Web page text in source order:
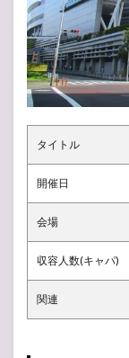
（曲
順）
1.2
アリ
ーナ
構
表
1.3
現
子
タイトル
開催日
会場
収容人数(キャパ)
関連